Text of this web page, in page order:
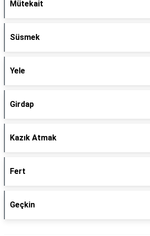
Mütekait
Süsmek
Yele
Girdap
Kazık Atmak
Fert
Geçkin